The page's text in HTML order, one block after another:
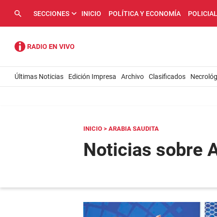
SECCIONES INICIO POLÍTICA Y ECONOMÍA
Últimas Noticias Edición Impresa Archivo Clasificados
INICIO > ARABIA SAUDITA
Noticias sobre